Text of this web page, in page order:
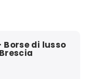
di lusso